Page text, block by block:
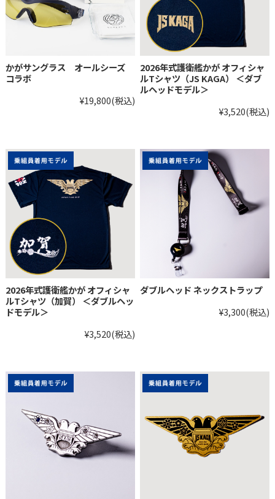
かがサングラス オールシーズ
コラボ
¥19,800(税込)
2026年式護衛艦かが オフィシャ
ルTシャツ（JS KAGA） ＜ダブ
ルヘッドモデル＞
¥3,520(税込)
2026年式護衛艦かが オフィシャ
ルTシャツ（加賀） ＜ダブルヘッ
ドモデル＞
¥3,520(税込)
ダブルヘッド ネックストラップ
¥3,300(税込)